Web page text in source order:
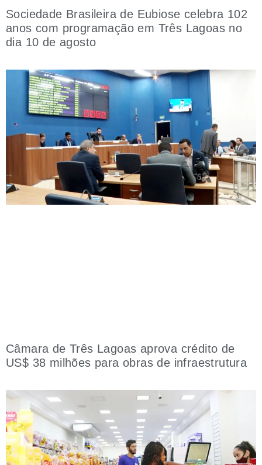
Sociedade Brasileira de Eubiose celebra 102
anos com programação em Três Lagoas no
dia 10 de agosto
Câmara de Três Lagoas aprova crédito de
US$ 38 milhões para obras de infraestrutura